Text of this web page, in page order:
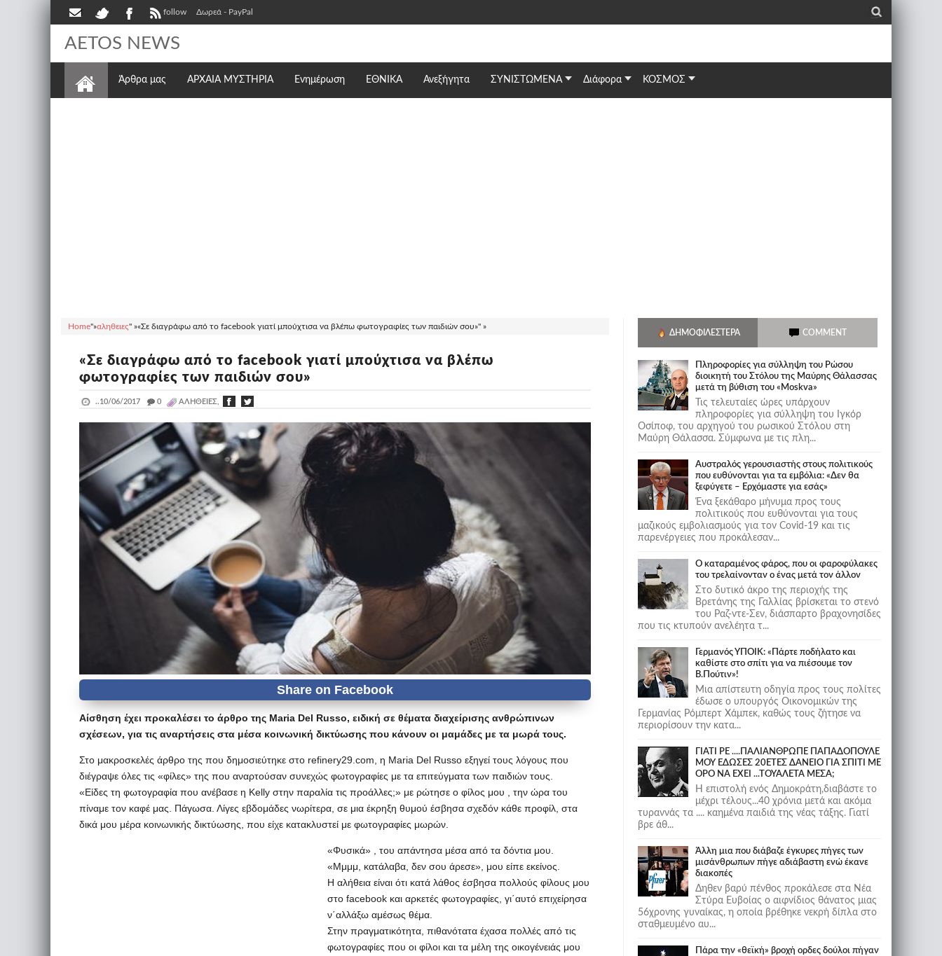
follow Δωρεά - PayPal _
AETOS NEWS
Άρθρα μας ΑΡΧΑΙΑ ΜΥΣΤΗΡΙΑ Ενημέρωση ΕΘΝΙΚΆ Ανεξήγητα ΣΥΝΙΣΤΩΜΕΝΑ Διάφορα ΚΟΣΜΟΣ
Home"»αληθειες" »«Σε διαγράφω από το facebook γιατί μπούχτισα να βλέπω φωτογραφίες των παιδιών σου»" »
«Σε διαγράφω από το facebook γιατί μπούχτισα να βλέπω
φωτογραφίες των παιδιών σου»
..10/06/2017 _ 0 ΑΛΗΘΕΙΕΣ,
Αίσθηση έχει προκαλέσει το άρθρο της Maria Del Russo, ειδική σε θέματα διαχείρισης ανθρώπινων
σχέσεων, για τις αναρτήσεις στα μέσα κοινωνική δικτύωσης που κάνουν οι μαμάδες με τα μωρά τους.
Στο μακροσκελές άρθρο της που δημοσιεύτηκε στο refinery29.com, η Maria Del Russo εξηγεί τους λόγους που
διέγραψε όλες τις «φίλες» της που αναρτούσαν συνεχώς φωτογραφίες με τα επιτεύγματα των παιδιών τους.
«Είδες τη φωτογραφία που ανέβασε η Kelly στην παραλία τις προάλλες;» με ρώτησε ο φίλος μου , την ώρα του
πίναμε τον καφέ μας. Πάγωσα. Λίγες εβδομάδες νωρίτερα, σε μια έκρηξη θυμού έσβησα σχεδόν κάθε προφίλ, στα
δικά μου μέρα κοινωνικής δικτύωσης, που είχε κατακλυστεί με φωτογραφίες μωρών.
«Φυσικά» , του απάντησα μέσα από τα δόντια μου.
«Μμμμ, κατάλαβα, δεν σου άρεσε», μου είπε εκείνος.
Η αλήθεια είναι ότι κατά λάθος έσβησα πολλούς φίλους μου
στο facebook και αρκετές φωτογραφίες, γι΄αυτό επιχείρησα
ν΄αλλάξω αμέσως θέμα.
Στην πραγματικότητα, πιθανότατα έχασα πολλές από τις
φωτογραφίες που οι φίλοι και τα μέλη της οικογένειάς μου
ΔΗΜΟΦΙΛΈΣΤΕΡΑ COMMENT
Πληροφορίες για σύλληψη του Ρώσου
διοικητή του Στόλου της Mαύρης Θάλασσας
μετά τη βύθιση του «Moskva»
Τις τελευταίες ώρες υπάρχουν
πληροφορίες για σύλληψη του Ιγκόρ
Οσίποφ, του αρχηγού του ρωσικού Στόλου στη
Μαύρη Θάλασσα. Σύμφωνα με τις πλη...
Αυστραλός γερουσιαστής στους πολιτικούς
που ευθύνονται για τα εμβόλια: «Δεν θα
ξεφύγετε – Ερχόμαστε για εσάς»
Ένα ξεκάθαρο μήνυμα προς τους
πολιτικούς που ευθύνονται για τους
μαζικούς εμβολιασμούς για τον Covid-19 και τις
παρενέργειες που προκάλεσαν...
Ο καταραμένος φάρος, που οι φαροφύλακες
του τρελαίνονταν ο ένας μετά τον άλλον
Στο δυτικό άκρο της περιοχής της
Βρετάνης της Γαλλίας βρίσκεται το στενό
του Ραζ-ντε-Σεν, διάσπαρτο βραχονησίδες
που τις κτυπούν ανελέητα τ...
Γερμανός ΥΠΟΙΚ: «Πάρτε ποδήλατο και
καθίστε στο σπίτι για να πιέσουμε τον
Β.Πούτιν»!
Μια απίστευτη οδηγία προς τους πολίτες
έδωσε ο υπουργός Οικονομικών της
Γερμανίας Ρόμπερτ Χάμπεκ, καθώς τους ζήτησε να
περιορίσουν την κατα...
ΓΙΑΤΙ ΡΕ ....ΠΑΛΙΑΝΘΡΩΠΕ ΠΑΠΑΔΟΠΟΥΛΕ
ΜΟΥ ΕΔΩΣΕΣ 20ΕΤΕΣ ΔΑΝΕΙΟ ΓΙΑ ΣΠΙΤΙ ΜΕ
ΟΡΟ ΝΑ ΕΧΕΙ ...ΤΟΥΑΛΕΤΑ ΜΕΣΑ;
Η επιστολή ενός Δημοκράτη,διαβάστε το
μέχρι τέλους...40 χρόνια μετά και ακόμα
τυραννάς τα .... καημένα παιδιά της νέας τάξης. Γιατί
βρε άθ...
Άλλη μια που διάβαζε έγκυρες πήγες των
μισάνθρωπων πήγε αδιάβαστη ενώ έκανε
διακοπές
Δηθεν βαρύ πένθος προκάλεσε στα Νέα
Στύρα Ευβοίας ο αιφνίδιος θάνατος μιας
56χρονης γυναίκας, η οποία βρέθηκε νεκρή δίπλα στο
σταθμευμένο αυ...
Πάρα την «θεϊκή» βροχή ορδες δούλοι πήγαν